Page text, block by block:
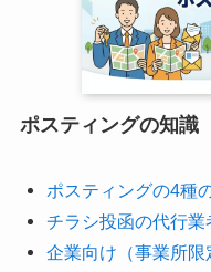
ポスティングの知識
ポスティングの4種
チラシ投函の代行業
企業向け（事業所